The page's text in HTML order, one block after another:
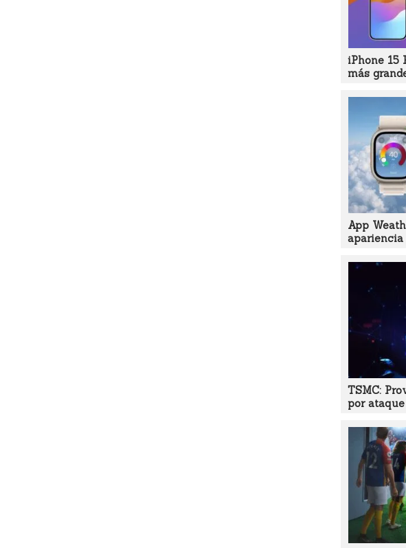
iPhone 15
más
App
apariencia
TSMC:
por